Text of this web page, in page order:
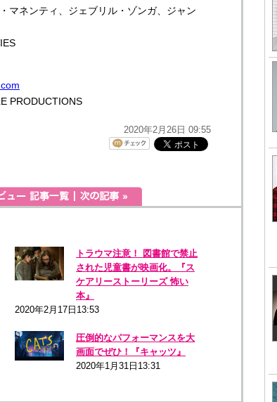
マネンティ、ジェブリル・ゾンガ、ジャン
PRODUCTIONS
2020年2月26日 09:55
トラウマ注意！ 図書館で禁止
された児童書が映画化。『ス
ケアリーストーリーズ 怖い
本』
2020年2月17日13:53
圧倒的なパフォーマンスを大
画面でぜひ！『キャッツ』
2020年1月31日13:31